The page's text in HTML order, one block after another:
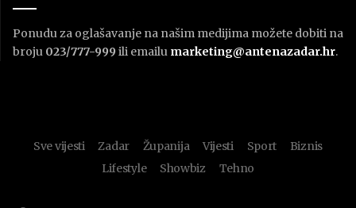
Ponudu za oglašavanje na našim medijima možete dobiti na
broju 023/777-999 ili emailu marketing@antenazadar.hr.
Sve vijesti Zadar Županija Vijesti Sport
Biznis
Lifestyle
Showbiz Tehno